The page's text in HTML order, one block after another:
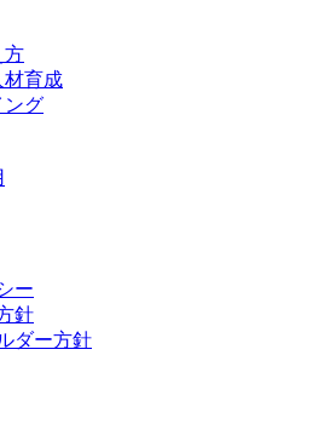
方
材育成
ング
ー
針
ダー方針